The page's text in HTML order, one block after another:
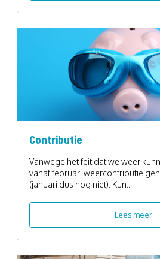
Contributie
Vanwege het feit dat we weer
vanaf februari weercontributie
(januari dus nog niet). Kun...
Lees meer